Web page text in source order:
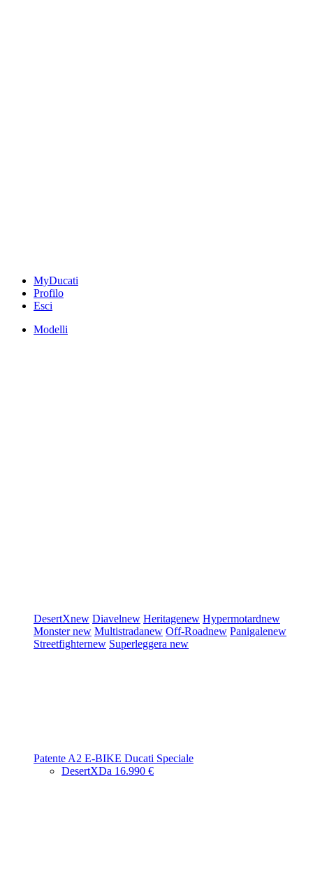
MyDucati
Profilo
Esci
Modelli
DesertXnew Diavelnew Heritagenew Hypermotardnew
Monsternew Multistradanew Off-Roadnew Panigalenew
Streetfighternew Superleggera new
Patente A2 E-BIKE Ducati Speciale
DesertXDa 16.990 €